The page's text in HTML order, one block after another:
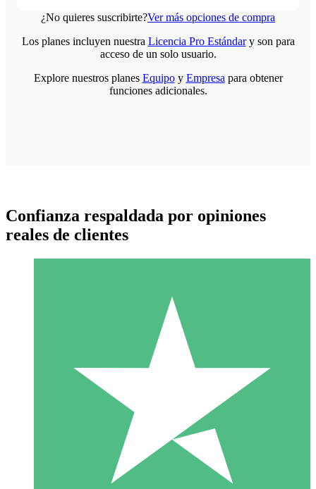
¿No quieres suscribirte?Ver más opciones de compra
Paquetes de Créditos Individuales
Paga según el uso con créditos de descarga. Sin compromiso
10 00
Los planes incluyen nuestra Licencia Pro Estándary son para
acceso de un solo usuario.
Explore nuestros planes Equipoy Empresa para obtener
funciones adicionales.
Confianza respaldada por opiniones
reales de clientes